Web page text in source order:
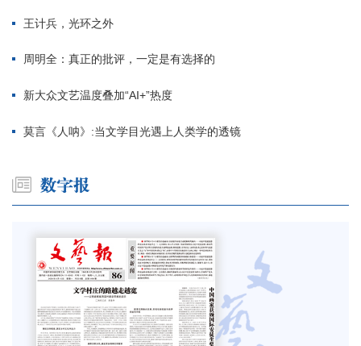
王计兵，光环之外
周明全：真正的批评，一定是有选择的
新大众文艺温度叠加“AI+”热度
莫言《人呐》:当文学目光遇上人类学的透镜